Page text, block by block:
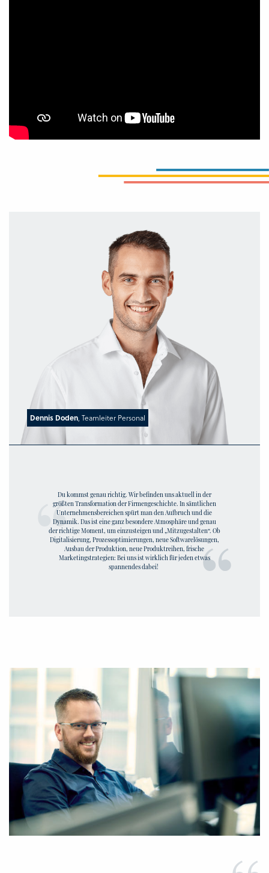
Dennis Doden, Teamleiter Personal
Du kommst genau richtig. Wir befinden uns aktuell in der
größten Transformation der Firmengeschichte. In sämtlichen
Unternehmensbereichen spürt man den Aufbruch und die
Dynamik. Das ist eine ganz besondere Atmosphäre und genau
der richtige Moment, um einzusteigen und „Mitzugestalten“. Ob
Digitalisierung, Prozessoptimierungen, neue Softwarelösungen,
Ausbau der Produktion, neue Produktreihen, frische
Marketingstrategien: Bei uns ist wirklich für jeden etwas
spannendes dabei!